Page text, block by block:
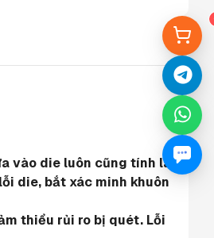
vào die luôn cũng tính là
die, bắt xác minh khuôn
thiểu rủi ro bị quét. Lỗi